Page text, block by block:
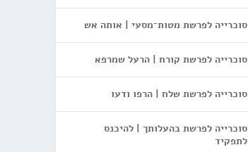
סוכרייה לפרשת מטות־מסעי | אותה אש
סוכרייה לפרשת קורח | הרעל שמרפא
סוכרייה לפרשת שלח | הרפו ודעו
סוכרייה לפרשת בהעלותך | להיכנס
לתפקיד